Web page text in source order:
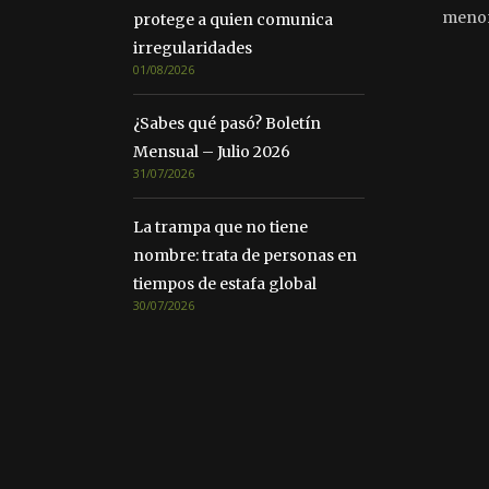
protege a quien comunica
irregularidades
01/08/2026
¿Sabes qué pasó? Boletín
Mensual – Julio 2026
31/07/2026
La trampa que no tiene
nombre: trata de personas en
tiempos de estafa global
30/07/2026